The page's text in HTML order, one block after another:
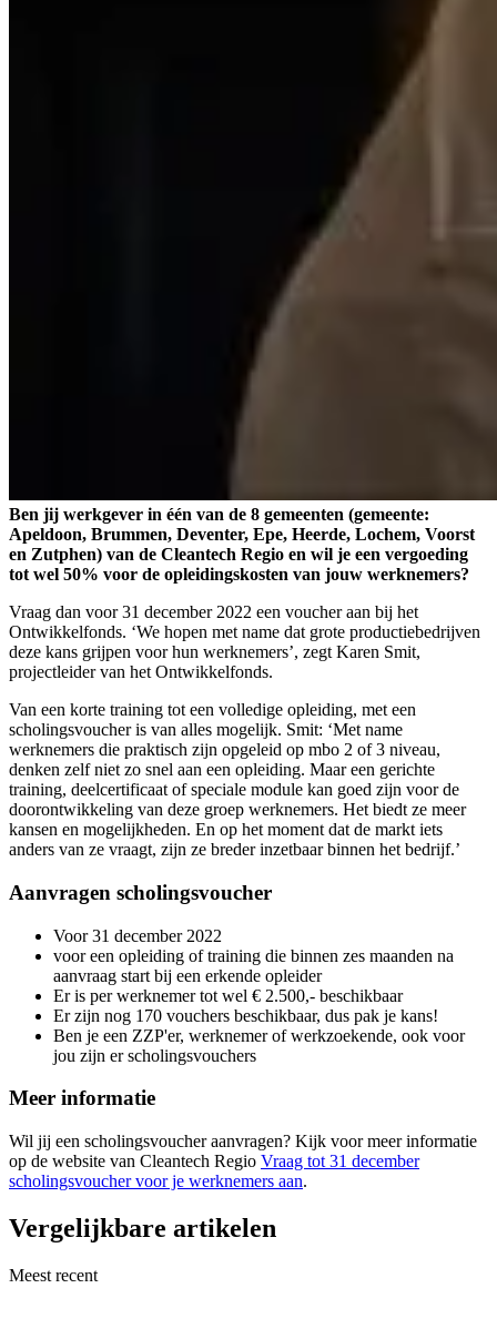
Ben jij werkgever in één van de 8 gemeenten (gemeente:
Apeldoon, Brummen, Deventer, Epe, Heerde, Lochem, Voorst
en Zutphen) van de Cleantech Regio en wil je een vergoeding
tot wel 50% voor de opleidingskosten van jouw werknemers?
Vraag dan voor 31 december 2022 een voucher aan bij het
Ontwikkelfonds. ‘We hopen met name dat grote productiebedrijven
deze kans grijpen voor hun werknemers’, zegt Karen Smit,
projectleider van het Ontwikkelfonds.
Van een korte training tot een volledige opleiding, met een
scholingsvoucher is van alles mogelijk. Smit: ‘Met name
werknemers die praktisch zijn opgeleid op mbo 2 of 3 niveau,
denken zelf niet zo snel aan een opleiding. Maar een gerichte
training, deelcertificaat of speciale module kan goed zijn voor de
doorontwikkeling van deze groep werknemers. Het biedt ze meer
kansen en mogelijkheden. En op het moment dat de markt iets
anders van ze vraagt, zijn ze breder inzetbaar binnen het bedrijf.’
Aanvragen scholingsvoucher
Voor 31 december 2022
voor een opleiding of training die binnen zes maanden na
aanvraag start bij een erkende opleider
Er is per werknemer tot wel € 2.500,- beschikbaar
Er zijn nog 170 vouchers beschikbaar, dus pak je kans!
Ben je een ZZP'er, werknemer of werkzoekende, ook voor
jou zijn er scholingsvouchers
Meer informatie
Wil jij een scholingsvoucher aanvragen? Kijk voor meer informatie
op de website van Cleantech Regio Vraag tot 31 december
scholingsvoucher voor je werknemers aan.
Vergelijkbare artikelen
Meest recent